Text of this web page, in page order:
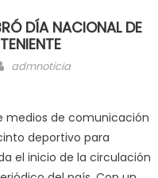
DÍA NACIONAL DE
Author
admnoticia
medios de comunicación
deportivo para
el inicio de la circulación